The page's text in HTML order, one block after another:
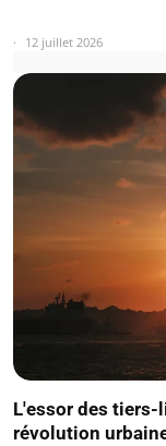
12 juillet 2026
L'essor des
révolution